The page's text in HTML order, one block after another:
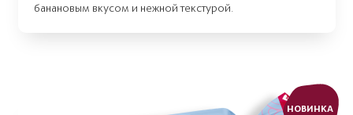
банановым вкусом и нежной текстурой.
НОВИНКА